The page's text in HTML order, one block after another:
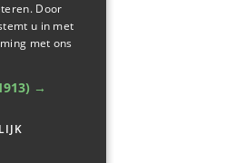
Door
u in met
met ons
→